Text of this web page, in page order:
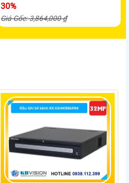
30%
Giá Gốc: 3,864,000 ₫